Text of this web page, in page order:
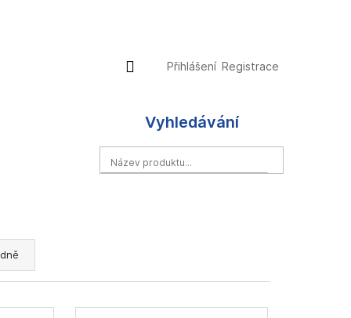
Přihlášení
Přihlášení Registrace
Vyhledávání